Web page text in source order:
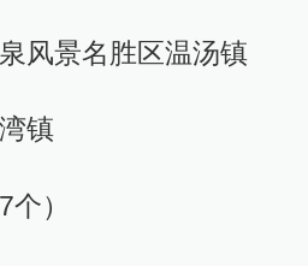
风景名胜区温汤镇
镇
）